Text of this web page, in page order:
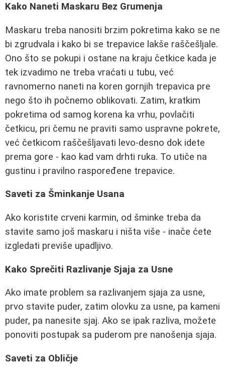
Kako Naneti Maskaru Bez Grumenja
Maskaru treba nanositi brzim pokretima kako se ne
bi zgrudvala i kako bi se trepavice lakše raščešljale.
Ono što se pokupi i ostane na kraju četkice kada je
tek izvadimo ne treba vraćati u tubu, već
ravnomerno naneti na koren gornjih trepavica pre
nego što ih počnemo oblikovati. Zatim, kratkim
pokretima od samog korena ka vrhu, povlačiti
četkicu, pri čemu ne praviti samo uspravne pokrete,
već četkicom raščešljavati levo-desno dok idete
prema gore - kao kad vam drhti ruka. To utiče na
gustinu i pravilno raspoređene trepavice.
Saveti za Šminkanje Usana
Ako koristite crveni karmin, od šminke treba da
stavite samo još maskaru i ništa više - inače ćete
izgledati previše upadljivo.
Kako Sprečiti Razlivanje Sjaja za Usne
Ako imate problem sa razlivanjem sjaja za usne,
prvo stavite puder, zatim olovku za usne, pa kameni
puder, pa nanesite sjaj. Ako se ipak razliva, možete
ponoviti postupak sa puderom pre nanošenja sjaja.
Saveti za Obličje